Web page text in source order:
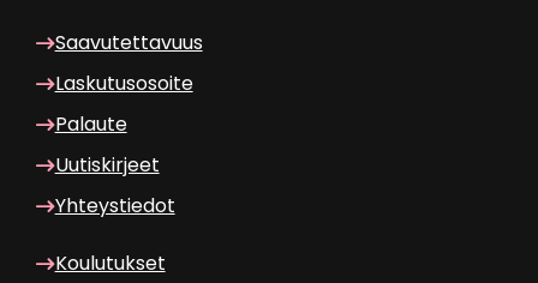
Saa­vu­tet­ta­vuus
Las­ku­tuso­soi­te
Pa­lau­te
Uu­tis­kir­jeet
Yh­teys­tie­dot
Kou­lu­tuk­set